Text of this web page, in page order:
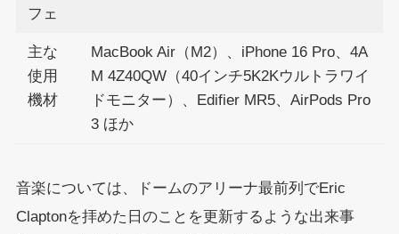
フェ
主な
使用
機材
MacBook Air（M2）、iPhone 16 Pro、4A
M 4Z40QW（40インチ5K2Kウルトラワイ
ドモニター）、Edifier MR5、AirPods Pro
3 ほか
音楽については、ドームのアリーナ最前列でEric
Claptonを拝めた日のことを更新するような出来事